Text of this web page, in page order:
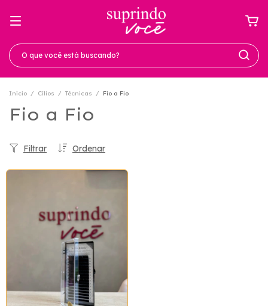
Início / Cílios / Técnicas / Fio a Fio
Fio a Fio
Ordenar
Filtrar